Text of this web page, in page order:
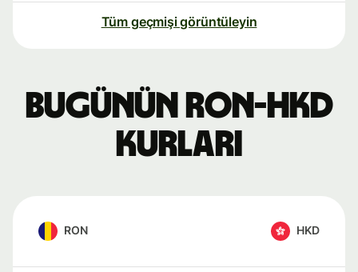
Tüm geçmişi görüntüleyin
Bugünün RON-HKD
kurları
RON HKD